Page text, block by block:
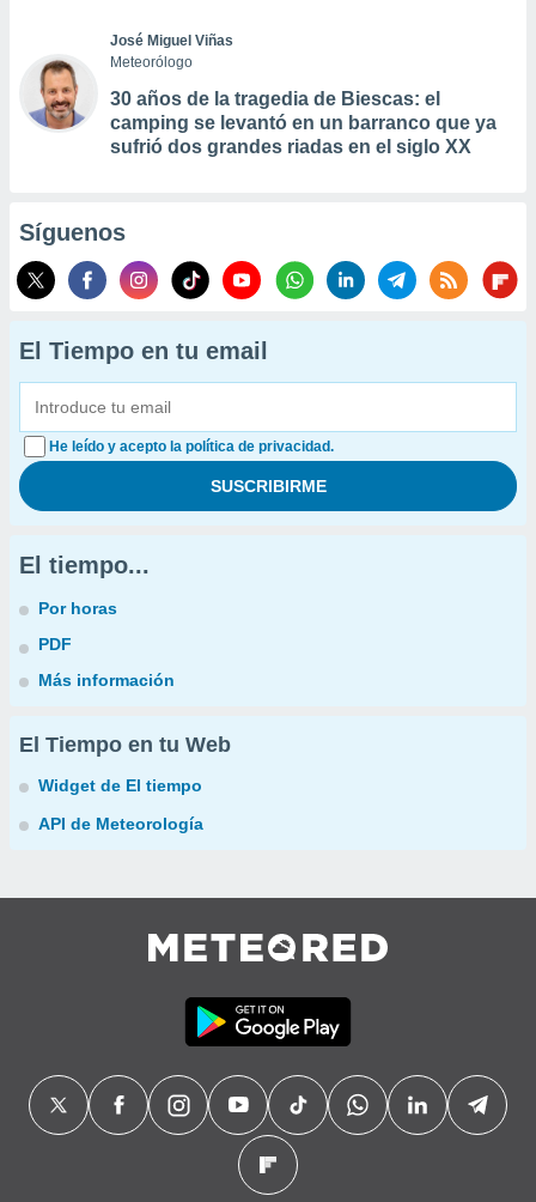
José Miguel Viñas
Meteorólogo
30 años de la tragedia de Biescas: el
camping se levantó en un barranco que ya
sufrió dos grandes riadas en el siglo XX
Síguenos
El Tiempo en tu email
He leído y acepto la política de privacidad.
El tiempo...
Por horas
PDF
Más información
El Tiempo en tu Web
Widget de El tiempo
API de Meteorología